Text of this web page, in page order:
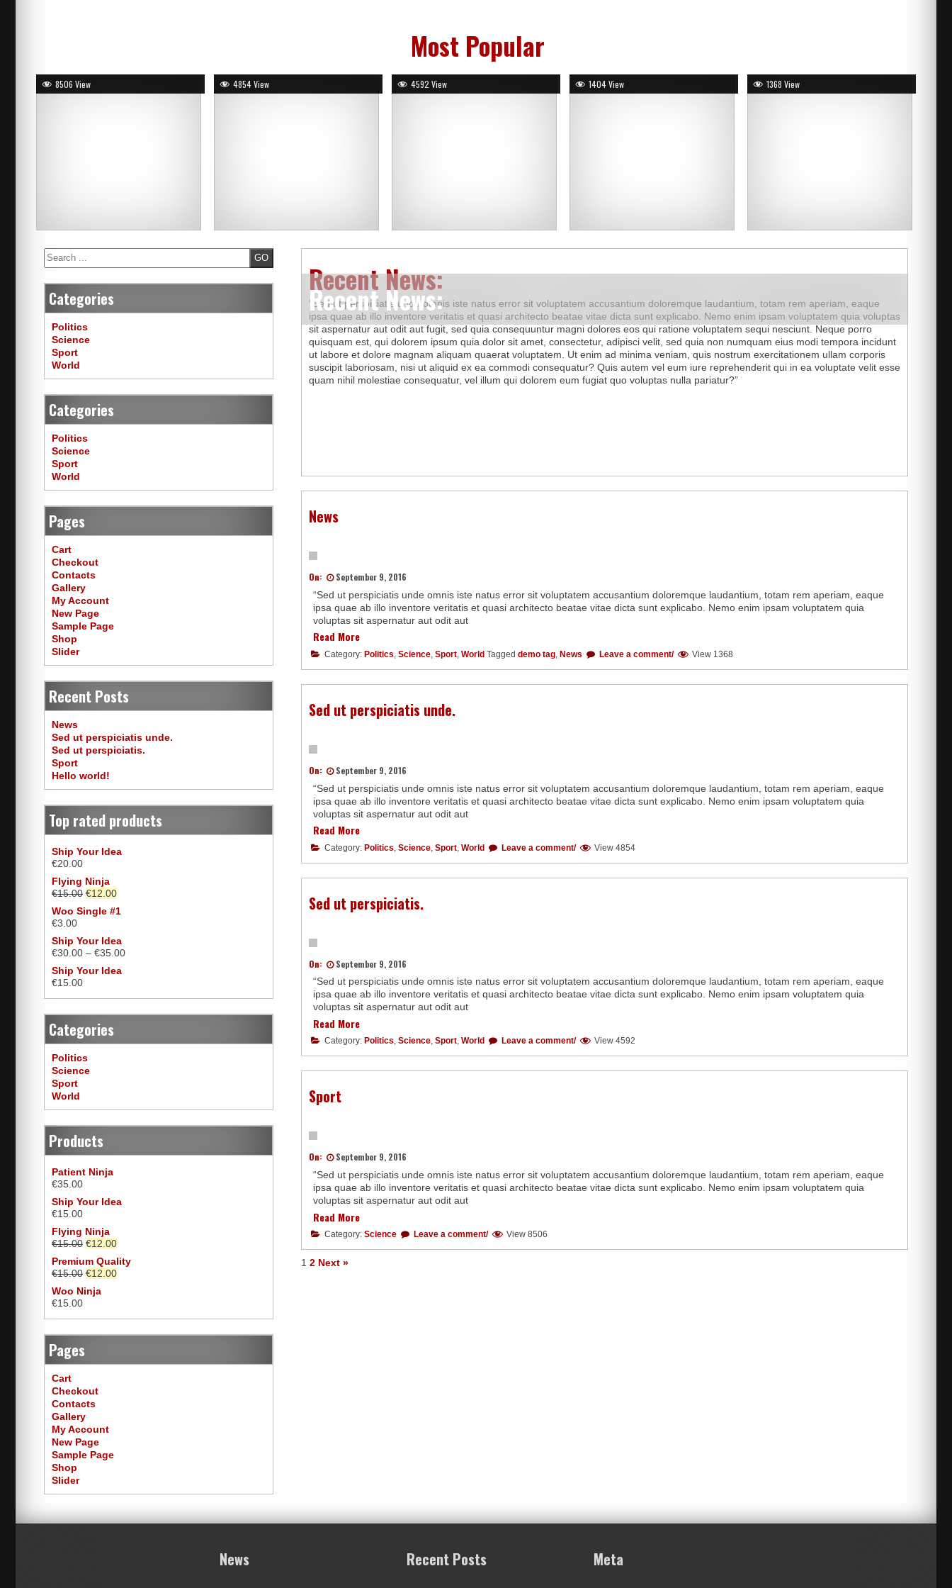
Most Popular
8506 View 4854 View 4592 View 1404 View 1368 View
Recent News:
Recent News:
“Sed ut perspiciatis unde omnis iste natus error sit voluptatem accusantium doloremque laudantium, totam rem aperiam, eaque
ipsa quae ab illo inventore veritatis et quasi architecto beatae vitae dicta sunt explicabo. Nemo enim ipsam voluptatem quia voluptas
sit aspernatur aut odit aut fugit, sed quia consequuntur magni dolores eos qui ratione voluptatem sequi nesciunt. Neque porro
quisquam est, qui dolorem ipsum quia dolor sit amet, consectetur, adipisci velit, sed quia non numquam eius modi tempora incidunt
ut labore et dolore magnam aliquam quaerat voluptatem. Ut enim ad minima veniam, quis nostrum exercitationem ullam corporis
suscipit laboriosam, nisi ut aliquid ex ea commodi consequatur? Quis autem vel eum iure reprehenderit qui in ea voluptate velit esse
quam nihil molestiae consequatur, vel illum qui dolorem eum fugiat quo voluptas nulla pariatur?”
News
On: September 9, 2016
“Sed ut perspiciatis unde omnis iste natus error sit voluptatem accusantium doloremque laudantium, totam rem aperiam, eaque
ipsa quae ab illo inventore veritatis et quasi architecto beatae vitae dicta sunt explicabo. Nemo enim ipsam voluptatem quia
voluptas sit aspernatur aut odit aut
Read More
Category: Politics, Science, Sport, World Tagged demo tag, News Leave a comment/ View 1368
Sed ut perspiciatis unde.
On: September 9, 2016
“Sed ut perspiciatis unde omnis iste natus error sit voluptatem accusantium doloremque laudantium, totam rem aperiam, eaque
ipsa quae ab illo inventore veritatis et quasi architecto beatae vitae dicta sunt explicabo. Nemo enim ipsam voluptatem quia
voluptas sit aspernatur aut odit aut
Read More
Category: Politics Science Sport World Leave a comment/ View 4854
Sed ut perspiciatis.
On: September 9, 2016
“Sed ut perspiciatis unde omnis iste natus error sit voluptatem accusantium doloremque laudantium, totam rem aperiam, eaque
ipsa quae ab illo inventore veritatis et quasi architecto beatae vitae dicta sunt explicabo. Nemo enim ipsam voluptatem quia
voluptas sit aspernatur aut odit aut
Read More
Category: Politics, Science, Sport, World Leave a comment/ View 4592
Sport
On: September 9, 2016
“Sed ut perspiciatis unde omnis iste natus error sit voluptatem accusantium doloremque laudantium, totam rem aperiam, eaque
ipsa quae ab illo inventore veritatis et quasi architecto beatae vitae dicta sunt explicabo. Nemo enim ipsam voluptatem quia
voluptas sit aspernatur aut odit aut
Read More
Category: Science Leave a comment/ View 8506
1 2 Next »
Search
Categories
Politics
Science
Sport
World
Categories
Politics
Science
Sport
World
Pages
Cart
Checkout
Contacts
Gallery
My Account
New Page
Sample Page
Shop
Slider
Recent Posts
News
Sed ut perspiciatis unde.
Sed ut perspiciatis.
Sport
Hello world!
Top rated products
Ship Your Idea
€20.00
Flying Ninja
€15.00 €12.00
Woo Single #1
€3.00
Ship Your Idea
€30.00 – €35.00
Ship Your Idea
€15.00
Categories
Politics
Science
Sport
World
Products
Patient Ninja
€35.00
Ship Your Idea
€15.00
Flying Ninja
€15.00 €12.00
Premium Quality
€15.00 €12.00
Woo Ninja
€15.00
Pages
Cart
Checkout
Contacts
Gallery
My Account
New Page
Sample Page
Shop
Slider
News Recent Posts Meta